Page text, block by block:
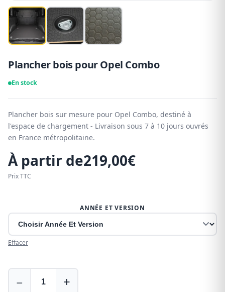
Plancher bois pour Opel Combo
En stock
Plancher bois sur mesure pour Opel Combo, destiné à
l'espace de chargement - Livraison sous 7 à 10 jours ouvrés
en France métropolitaine.
À partir de219,00€
Prix TTC
ANNÉE ET VERSION
Effacer
bois
− +